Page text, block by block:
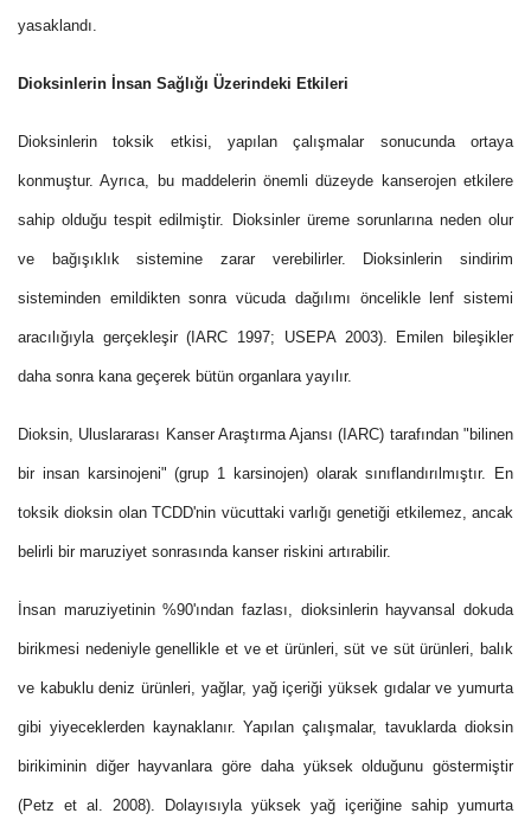
yasaklandı.
Dioksinlerin İnsan Sağlığı Üzerindeki Etkileri
Dioksinlerin toksik etkisi, yapılan çalışmalar sonucunda ortaya
konmuştur. Ayrıca, bu maddelerin önemli düzeyde kanserojen etkilere
sahip olduğu tespit edilmiştir. Dioksinler üreme sorunlarına neden olur
ve bağışıklık sistemine zarar verebilirler. Dioksinlerin sindirim
sisteminden emildikten sonra vücuda dağılımı öncelikle lenf sistemi
aracılığıyla gerçekleşir (IARC 1997; USEPA 2003). Emilen bileşikler
daha sonra kana geçerek bütün organlara yayılır.
Dioksin, Uluslararası Kanser Araştırma Ajansı (IARC) tarafından "bilinen
bir insan karsinojeni" (grup 1 karsinojen) olarak sınıflandırılmıştır. En
toksik dioksin olan TCDD'nin vücuttaki varlığı genetiği etkilemez, ancak
belirli bir maruziyet sonrasında kanser riskini artırabilir.
İnsan maruziyetinin %90'ından fazlası, dioksinlerin hayvansal dokuda
birikmesi nedeniyle genellikle et ve et ürünleri, süt ve süt ürünleri, balık
ve kabuklu deniz ürünleri, yağlar, yağ içeriği yüksek gıdalar ve yumurta
gibi yiyeceklerden kaynaklanır. Yapılan çalışmalar, tavuklarda dioksin
birikiminin diğer hayvanlara göre daha yüksek olduğunu göstermiştir
(Petz et al. 2008). Dolayısıyla yüksek yağ içeriğine sahip yumurta